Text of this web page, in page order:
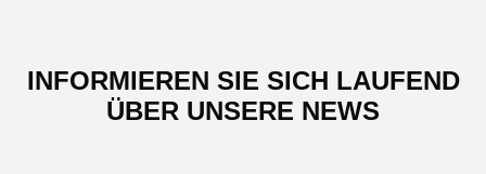
INFORMIEREN SIE SICH LAUFEND
ÜBER UNSERE NEWS